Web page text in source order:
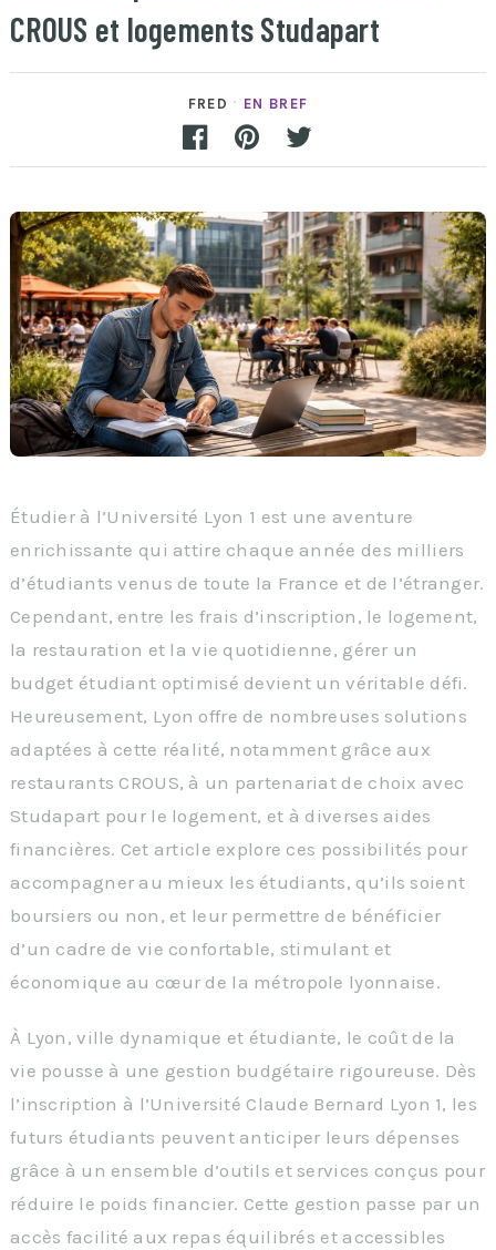
CROUS et logements Studapart
FRED EN BREF
Étudier à l’Université Lyon 1 est une aventure
enrichissante qui attire chaque année des milliers
d’étudiants venus de toute la France et de l’étranger.
Cependant, entre les frais d’inscription, le logement,
la restauration et la vie quotidienne, gérer un
budget étudiant optimisé devient un véritable défi.
Heureusement, Lyon offre de nombreuses solutions
adaptées à cette réalité, notamment grâce aux
restaurants CROUS, à un partenariat de choix avec
Studapart pour le logement, et à diverses aides
financières. Cet article explore ces possibilités pour
accompagner au mieux les étudiants, qu’ils soient
boursiers ou non, et leur permettre de bénéficier
d’un cadre de vie confortable, stimulant et
économique au cœur de la métropole lyonnaise.
À Lyon, ville dynamique et étudiante, le coût de la
vie pousse à une gestion budgétaire rigoureuse. Dès
l’inscription à l’Université Claude Bernard Lyon 1, les
futurs étudiants peuvent anticiper leurs dépenses
grâce à un ensemble d’outils et services conçus pour
réduire le poids financier. Cette gestion passe par un
accès facilité aux repas équilibrés et accessibles